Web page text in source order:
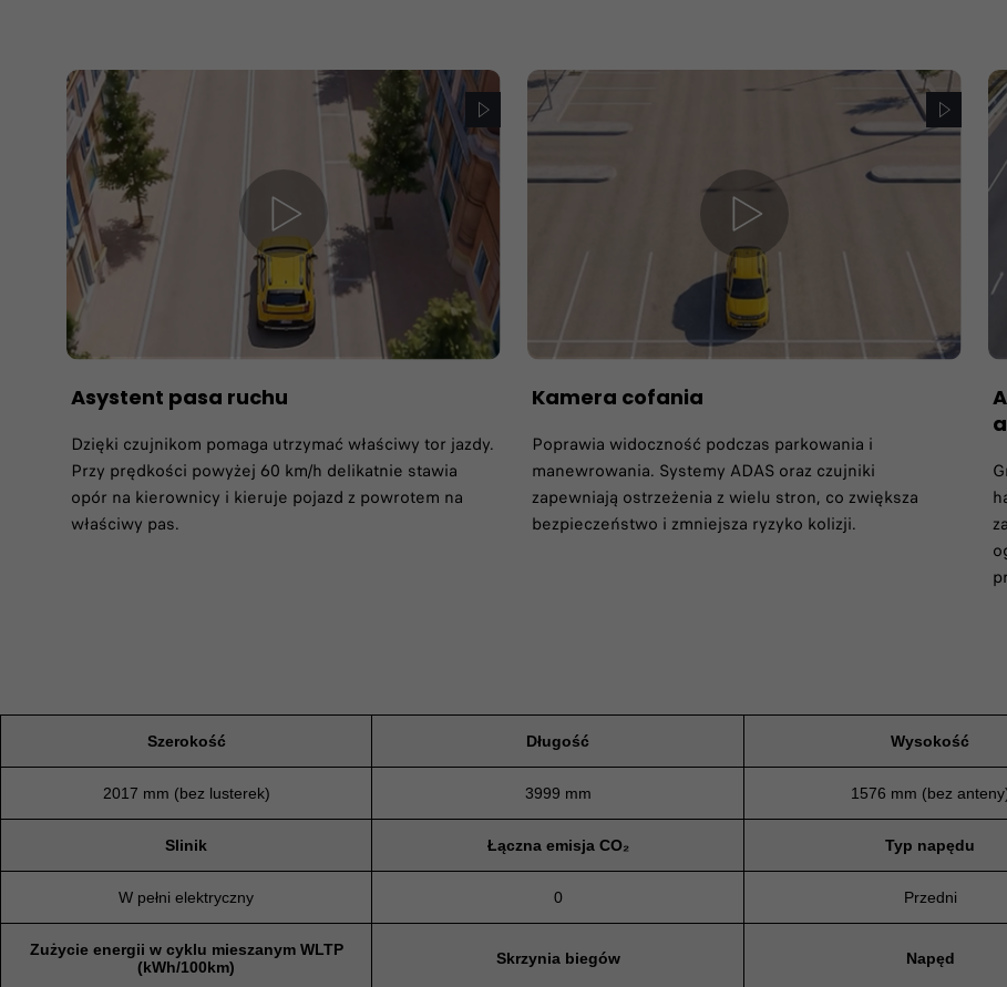
Asystent pasa ruchu
Dzięki czujnikom pomaga utrzymać właściwy tor jazdy.
Przy prędkości powyżej 60 km/h delikatnie stawia
opór na kierownicy i kieruje pojazd z powrotem na
właściwy pas.
Kamera cofania
Poprawia widoczność podczas parkowania i
manewrowania. Systemy ADAS oraz czujniki
zapewniają ostrzeżenia z wielu stron, co zwiększa
bezpieczeństwo i zmniejsza ryzyko kolizji.
Szerokość Długość Wysokość
2017 mm (bez lusterek) 3999 mm 1576 mm (bez
Slinik Łączna emisja CO₂ Typ napędu
W pełni elektryczny 0 Przedni
Zużycie energii w cyklu mieszanym WLTP
(kWh/100km)
Skrzynia biegów Napęd